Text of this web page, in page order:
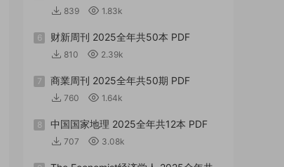
839 1.83k
6 财新周刊 2025全年共50本 PDF
810 2.39k
7 商業周刊 2025全年共50期 PDF
760 1.64k
8 中国国家地理 2025全年共12本 PDF
707 3.08k